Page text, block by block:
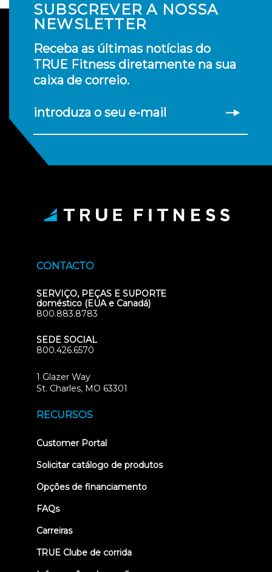
SUBSCREVER A NOSSA
NEWSLETTER
Receba as últimas notícias do
TRUE Fitness diretamente na sua
caixa de correio.
introduza o seu e-mail
CONTACTO
SERVIÇO, PEÇAS E SUPORTE
doméstico (EUA e Canadá)
800.883.8783
SEDE SOCIAL
800.426.6570
1 Glazer Way
St. Charles, MO 63301
RECURSOS
Customer Portal(opens
new
Solicitar catálogo de produtos
Opções de financiamento
FAQs
Carreiras
TRUE Clube de corrida